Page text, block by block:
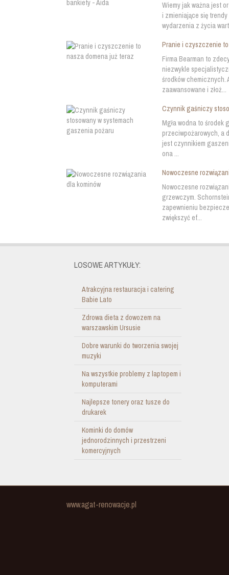
Wiemy jak ważna jest
i zmieniające się
wydarzenia z życia
Pranie i czyszczenie
Firma Bearman to
niezwykle
środków chemicznych.
zaawansowane i złoż...
Czynnik gaśniczy
Mgła wodna to środek
przeciwpożarowych, a
jest czynnikiem
ona ...
Nowoczesne
Nowoczesne
grzewczym.
zapewnieniu
zwiększyć ef...
LOSOWE ARTYKUŁY:
Atrakcyjna restauracja i catering
Babie Lato
Zdrowa dieta z dowozem na
warszawskim Ursusie
Dobre warunki do tworzenia swojej
muzyki
Na wszystkie problemy z laptopem i
komputerami
Najlepsze tonery oraz tusze do
drukarek
Kominki do domów
jednorodzinnych i przestrzeni
komercyjnych
www.agat-renowacje.pl